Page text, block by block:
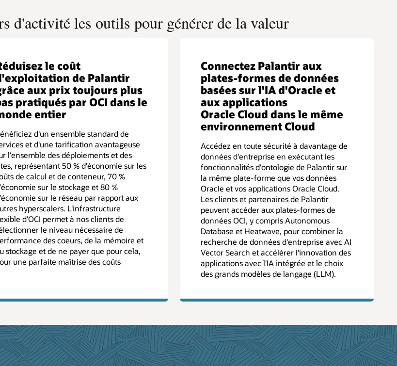
d'activité les outils pour générer de la valeur
le coût
de Palantir
aux prix toujours plus
pratiqués par OCI dans le
entier
d'un ensemble standard de
et d'une tarification avantageuse
l'ensemble des déploiements et des
représentant 50 % d'économie sur les
de calcul et de conteneur, 70 %
sur le stockage et 80 %
sur le réseau par rapport aux
hyperscalers. L'infrastructure
d'OCI permet à nos clients de
le niveau nécessaire de
des coeurs, de la mémoire et
stockage et de ne payer que pour cela,
une parfaite maîtrise des coûts
Connectez Palantir aux
plates-formes de données
basées sur l'IA d'Oracle et
aux applications
Oracle Cloud dans le même
environnement Cloud
Accédez en toute sécurité à davantage de
données d'entreprise en exécutant les
fonctionnalités d'ontologie de Palantir sur
la même plate-forme que vos données
Oracle et vos applications Oracle Cloud.
Les clients et partenaires de Palantir
peuvent accéder aux plates-formes de
données OCI, y compris Autonomous
Database et Heatwave, pour combiner la
recherche de données d'entreprise avec AI
Vector Search et accélérer l'innovation des
applications avec l'IA intégrée et le choix
des grands modèles de langage (LLM).